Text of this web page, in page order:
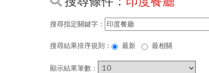
搜尋指定關鍵字：
搜尋結果排序規則： 最新 最相關
顯示結果筆數：